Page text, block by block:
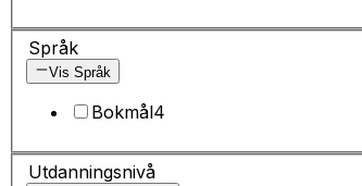
Språk
Vis Språk
Bokmål4
Utdanningsnivå